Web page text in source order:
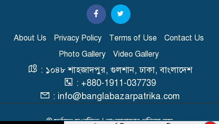
সরকারকে ব্যর্থ করতে একটি দল
চক্রান্ত চালাচ্ছে: রিজভী
রাজধানীতে তরুণীর খণ্ডিত মাথা ও
দুই হাত উদ্ধার
About Us Privacy Policy Terms of Use
Contact Us
Photo Gallery
Video Gallery
: ১০৪৮ শাহজাদপুর, গুলশান, ঢাকা, বাংলাদেশ
: +880-1911-037739
: info@banglabazarpatrika.com
© সর্বস্বত্ব সংরক্ষিত | বাংলাবাজার পত্রিকা.কম